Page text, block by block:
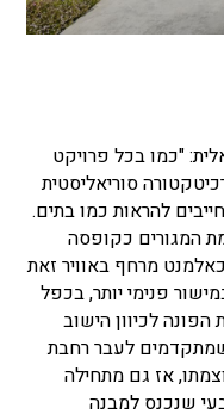
"כמו בכל פרויקט
סוריאליסטית
להראות כמו בתים.
המגורים כקופסה
מרחף באוויר זאת
פנימי יותר, בכפל
לכיוון הישוב
שמתקדמים לעבר רחבת
אז גם מתחילה
שנכנס למבנה